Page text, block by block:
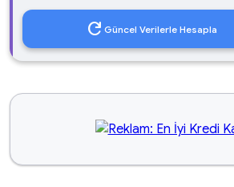
refresh Güncel Verilerle Hesapla